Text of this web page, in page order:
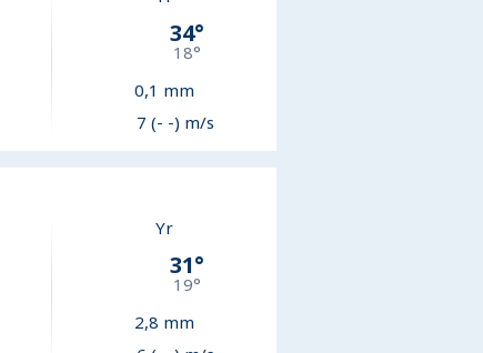
34°
18°
0,1 mm
7 (- -) m/s
Yr
31°
19°
2,8 mm